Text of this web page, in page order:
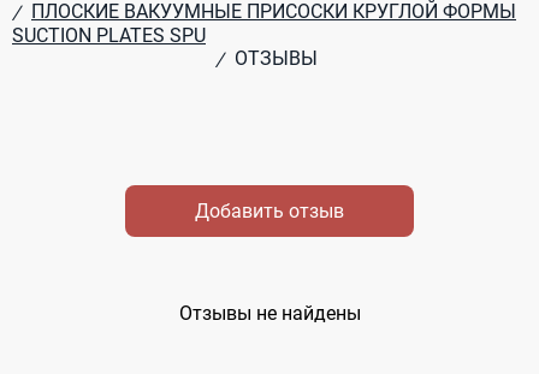
/ ПЛОСКИЕ ВАКУУМНЫЕ ПРИСОСКИ КРУГЛОЙ ФОРМЫ
SUCTION PLATES SPU
/ ОТЗЫВЫ
Добавить отзыв
Отзывы не найдены